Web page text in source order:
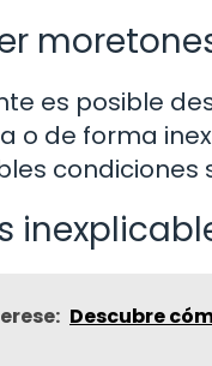
es posible
o de forma
condiciones
Descubre